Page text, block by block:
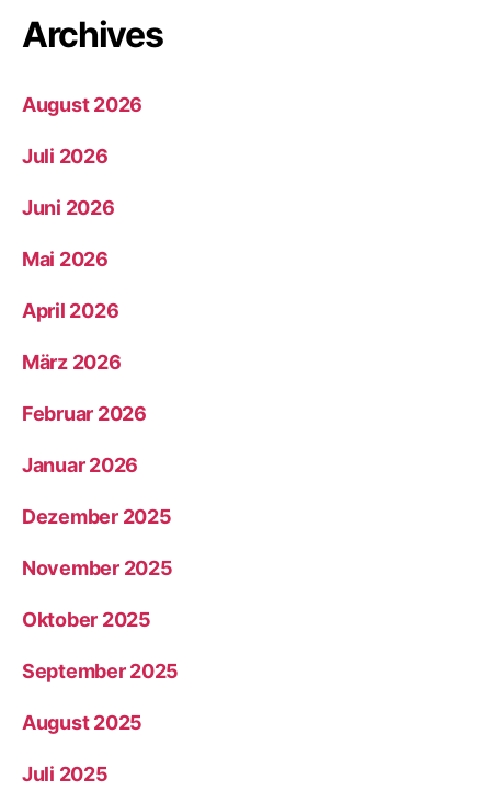
Archives
August 2026
Juli 2026
Juni 2026
Mai 2026
April 2026
März 2026
Februar 2026
Januar 2026
Dezember 2025
November 2025
Oktober 2025
September 2025
August 2025
Juli 2025